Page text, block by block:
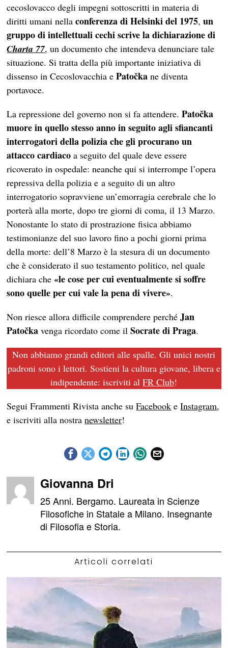
cecoslovacco degli impegni sottoscritti in materia di
diritti umani nellaconferenza di Helsinki del 1975,un
gruppo di intellettuali cechi scrive la dichiarazione di
Charta 77, un documento che intendeva denunciare tale
situazione. Si tratta della più importante iniziativa di
dissenso in Cecoslovacchia ePatočka ne diventa
portavoce.
La repressione del governo non si fa attendere.Patočka
muorein quello stesso anno in seguito agli sfiancanti
interrogatori della polizia che gli procurano un
attacco cardiacoa seguito del quale deve essere
ricoverato in ospedale: neanche qui si interrompe l’opera
repressiva della poliziaea seguito di un altro
interrogatorio sopravviene un’emorragia cerebrale che lo
porterà alla morte, dopo tre giorni di coma, il 13 Marzo.
Nonostante lo stato di prostrazione fisica abbiamo
testimonianze del suo lavoro fino a pochi giorni prima
della morte: dell’8 Marzo è la stesura di un documento
che è considerato il suo testamento politico, nel quale
dichiara che«le cose per cui eventualmente si soffre
sono quelle per cui vale la penadivivere».
Non riesce allora difficile comprendere perchéJan
Patočka venga ricordato come ilSocrate di Praga.
Non abbiamo grandi editori alle spalle. Gli unici nostri
padroni sono i lettori. Sostieni la cultura giovane, libera e
indipendente: iscriviti alFR Club!
Segui Frammenti Rivista anche suFacebook eInstagram,
e iscriviti alla nostranewsletter!
Giovanna Dri
25 Anni. Bergamo. Laureata in Scienze
Filosofiche in Statale a Milano. Insegnante
di Filosofia e Storia.
Articoli correlati